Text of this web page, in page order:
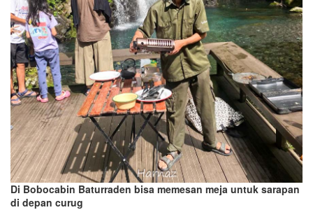
Di Bobocabin Baturraden bisa memesan meja untuk sarapan
di depan curug